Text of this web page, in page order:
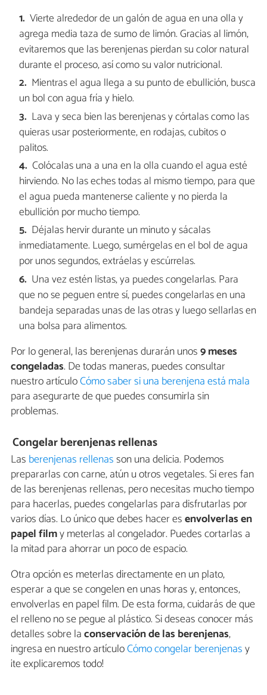
Vierte alrededor de un galón de agua en una olla y
agrega media taza de sumo de limón. Gracias al limón,
evitaremos que las berenjenas pierdan su color natural
durante el proceso, así como su valor nutricional.
Mientras el agua llega a su punto de ebullición, busca
un bol con agua fría y hielo.
Lava y seca bien las berenjenas y córtalas como las
quieras usar posteriormente, en rodajas, cubitos o
palitos.
Colócalas una a una en la olla cuando el agua esté
hirviendo. No las eches todas al mismo tiempo, para que
el agua pueda mantenerse caliente y no pierda la
ebullición por mucho tiempo.
Déjalas hervir durante un minuto y sácalas
inmediatamente. Luego, sumérgelas en el bol de agua
por unos segundos, extráelas y escúrrelas.
Una vez estén listas, ya puedes congelarlas. Para
que no se peguen entre sí, puedes congelarlas en una
bandeja separadas unas de las otras y luego sellarlas en
una bolsa para alimentos.
Por lo general, las berenjenas durarán unos9 meses
congeladas. De todas maneras, puedes consultar
nuestro artículoCómo saber si una berenjena está mala
para asegurarte de que puedes consumirla sin
problemas.
Congelar berenjenas rellenas
Las berenjenas rellenasson una delicia. Podemos
prepararlas con carne, atún u otros vegetales. Si eres fan
de las berenjenas rellenas, pero necesitas mucho tiempo
para hacerlas, puedes congelarlas para disfrutarlas por
varios días. Lo único que debes hacer esenvolverlas en
papel filmy meterlas al congelador. Puedes cortarlas a
la mitad para ahorrar un poco de espacio.
Otra opción es meterlas directamente en un plato,
esperar a que se congelen en unas horas y, entonces,
envolverlas en papel film. De esta forma, cuidarás de que
el relleno no se pegue al plástico. Si deseas conocer más
detalles sobre laconservación de las berenjenas,
ingresa en nuestro artículoCómo congelar berenjenasy
¡te explicaremos todo!